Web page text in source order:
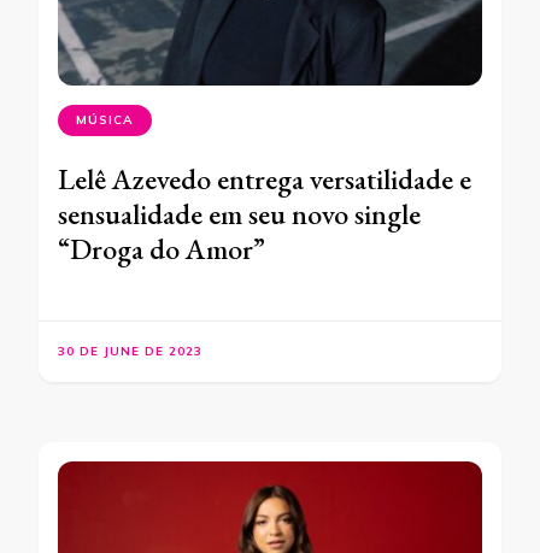
MÚSICA
Lelê Azevedo entrega versatilidade e
sensualidade em seu novo single
“Droga do Amor”
30 DE JUNE DE 2023